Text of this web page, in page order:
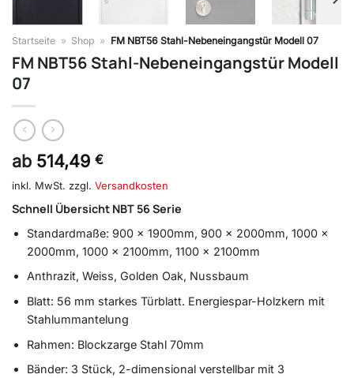
Startseite » Shop » FM NBT56 Stahl-Nebeneingangstür Modell 07
FM NBT56 Stahl-Nebeneingangstür Modell
07
ab 514,49 €
inkl. MwSt. zzgl. Versandkosten
Schnell Übersicht NBT 56 Serie
Standardmaße: 900 x 1900mm, 900 x 2000mm, 1000 x
2000mm, 1000 x 2100mm, 1100 x 2100mm
Anthrazit, Weiss, Golden Oak, Nussbaum
Blatt: 56 mm starkes Türblatt. Energiespar-Holzkern mit
Stahlummantelung
Rahmen: Blockzarge Stahl 70mm
Bänder: 3 Stück, 2-dimensional verstellbar mit 3